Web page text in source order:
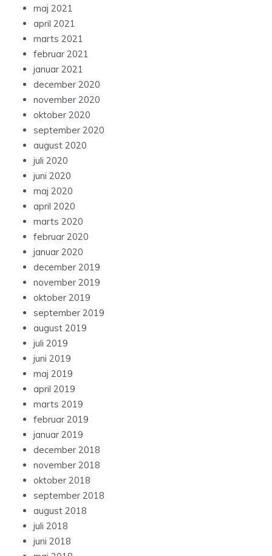
maj 2021
april 2021
marts 2021
februar 2021
januar 2021
december 2020
november 2020
oktober 2020
september 2020
august 2020
juli 2020
juni 2020
maj 2020
april 2020
marts 2020
februar 2020
januar 2020
december 2019
november 2019
oktober 2019
september 2019
august 2019
juli 2019
juni 2019
maj 2019
april 2019
marts 2019
februar 2019
januar 2019
december 2018
november 2018
oktober 2018
september 2018
august 2018
juli 2018
juni 2018